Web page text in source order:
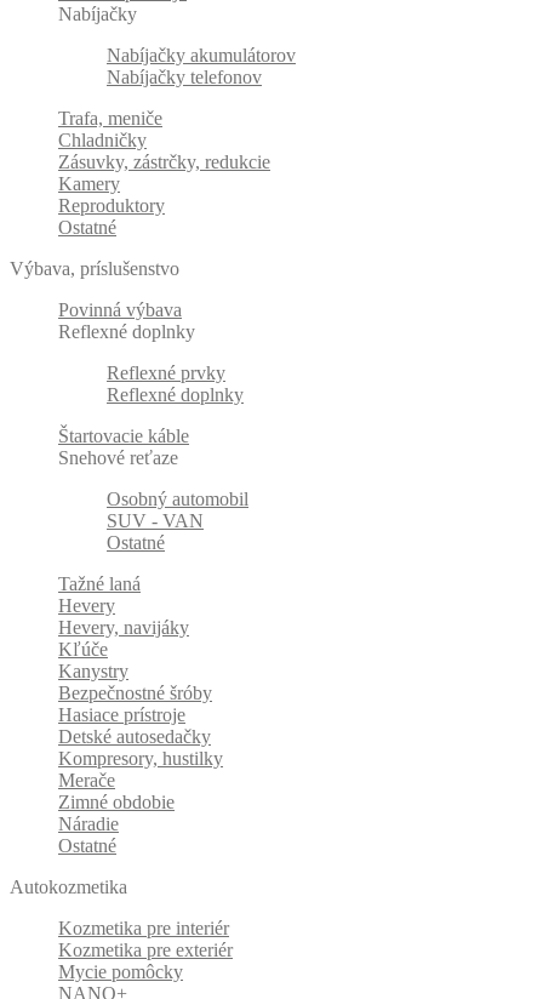
Nabíjačky
Nabíjačky akumulátorov
Nabíjačky telefonov
Trafa, meniče
Chladničky
Zásuvky, zástrčky, redukcie
Kamery
Reproduktory
Ostatné
Výbava, príslušenstvo
Povinná výbava
Reflexné doplnky
Reflexné prvky
Reflexné doplnky
Štartovacie káble
Snehové reťaze
Osobný automobil
SUV - VAN
Ostatné
Tažné laná
Hevery
Hevery, navijáky
Kľúče
Kanystry
Bezpečnostné šróby
Hasiace prístroje
Detské autosedačky
Kompresory, hustilky
Merače
Zimné obdobie
Náradie
Ostatné
Autokozmetika
Kozmetika pre interiér
Kozmetika pre exteriér
Mycie pomôcky
NANO+